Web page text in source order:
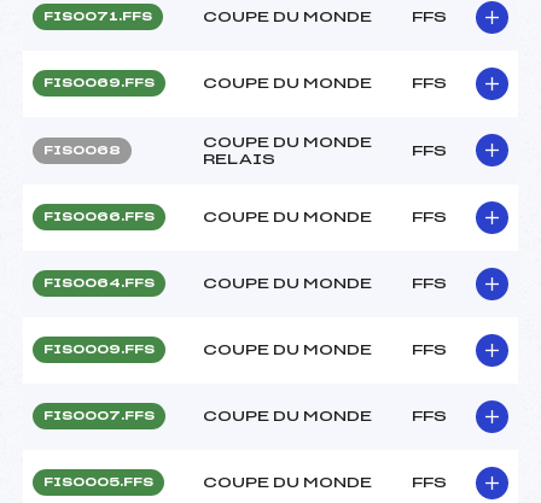
FIS0071.FFS COUPE DU MONDE FFS
FIS0069.FFS COUPE DU MONDE FFS
FIS0068
COUPE DU MONDE
RELAIS
FFS
FIS0066.FFS COUPE DU MONDE FFS
FIS0064.FFS COUPE DU MONDE FFS
FIS0009.FFS COUPE DU MONDE FFS
FIS0007.FFS COUPE DU MONDE FFS
FIS0005.FFS COUPE DU MONDE FFS